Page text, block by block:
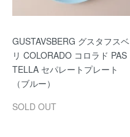
GUSTAVSBERG グスタフスベ
リ COLORADO コロラド PAS
TELLA セパレートプレート
（ブルー）
SOLD OUT